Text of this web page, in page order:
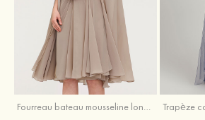
Fourreau bateau mousseline longueur genou robe de mère de la mariée avec appliqué plissé veste